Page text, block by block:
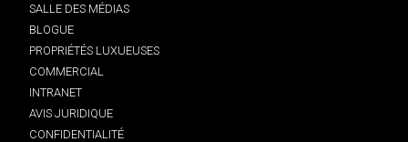
SALLE DES MÉDIAS
BLOGUE
PROPRIÉTÉS LUXUEUSES
COMMERCIAL
INTRANET
AVIS JURIDIQUE
CONFIDENTIALITÉ